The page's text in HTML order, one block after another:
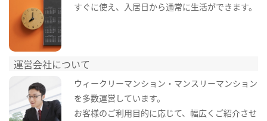
すぐに使え、入居日から通常に生活ができます。
運営会社について
ウィークリーマンション・マンスリーマンション
を多数運営しています。
お客様のご利用目的に応じて、幅広くご紹介させ